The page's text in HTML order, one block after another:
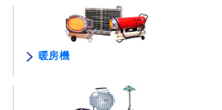
暖房機